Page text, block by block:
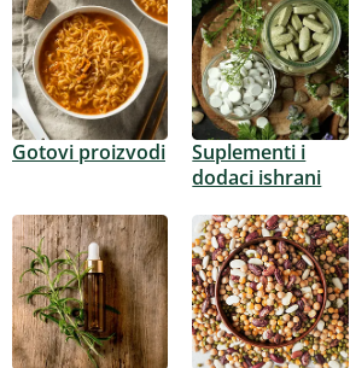
Gotovi proizvodi
Suplementi i
dodaci ishrani